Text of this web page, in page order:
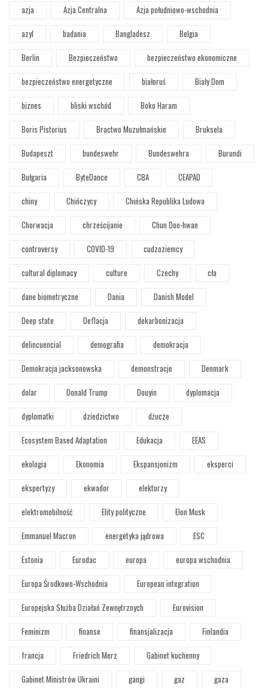
azja
Azja Centralna
Azja południowo-wschodnia
azyl
badania Bangladesz
Belgia
Berlin
Bezpieczeństwo
bezpieczeństwo ekonomiczne
bezpieczeństwo energetyczne
białoruś
Biały Dom
biznes
bliski wschód
Boko Haram
Boris Pistorius
Bractwo Muzułmańskie
Bruksela
Budapeszt
bundeswehr Bundeswehra
Burundi
Bułgaria
ByteDance CBA
CEAPAD
chiny
Chińczycy
Chińska Republika Ludowa
Chorwacja
chrześcijanie
Chun Doo-hwan
controversy
COVID-19
cudzoziemcy
cultural diplomacy
culture Czechy
cła
dane biometryczne
Dania
Danish Model
Deep state
Deflacja
dekarbonizacja
delincuencial
demografia
demokracja
Demokracja jacksonowska
demonstracje
Denmark
dolar
Donald Trump Douyin
dyplomacja
dyplomatki
dziedzictwo
dżucze
Ecosystem Based Adaptation
Edukacja
EEAS
ekologia
Ekonomia Ekspansjonizm
eksperci
ekspertyzy
ekwador
elektorzy
elektromobilność
Elity polityczne
Elon Musk
Emmanuel Macron
energetyka jądrowa
ESC
Estonia
Eurodac europa
europa wschodnia
Europa Środkowo-Wschodnia
European integration
Europejska Służba Działań Zewnętrznych
Eurovision
Feminizm
finanse finansjalizacja
Finlandia
francja
Friedrich Merz
Gabinet kuchenny
Gabinet Ministrów Ukraini
gangi gaz
gaza